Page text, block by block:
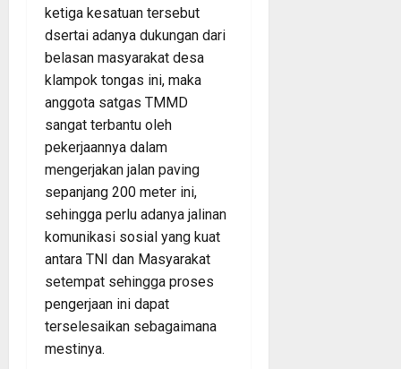
ketiga kesatuan tersebut
dsertai adanya dukungan dari
belasan masyarakat desa
klampok tongas ini, maka
anggota satgas TMMD
sangat terbantu oleh
pekerjaannya dalam
mengerjakan jalan paving
sepanjang 200 meter ini,
sehingga perlu adanya jalinan
komunikasi sosial yang kuat
antara TNI dan Masyarakat
setempat sehingga proses
pengerjaan ini dapat
terselesaikan sebagaimana
mestinya.